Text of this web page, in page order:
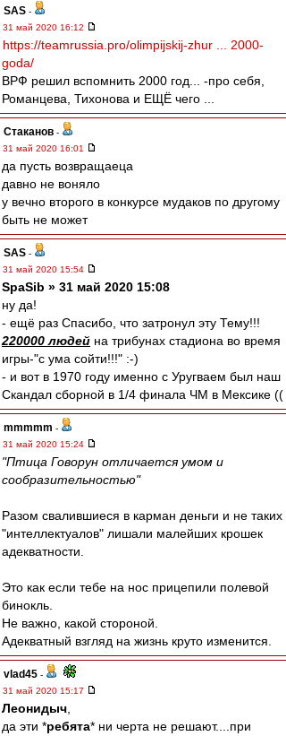
SAS -
31 май 2020 16:12
https://teamrussia.pro/olimpijskij-zhur ... 2000-
goda/
ВРФ решил вспомнить 2000 год... -про себя,
Романцева, Тихонова и ЕЩЁ чего ...
Cтаканов -
31 май 2020 16:01
да пусть возвращаеца
давно не воняло
у вечно второго в конкурсе мудаков по другому
быть не может
SAS -
31 май 2020 15:54
SpaSib » 31 май 2020 15:08
ну да!
- ещё раз Спасибо, что затронул эту Тему!!!
220000 людей на трибунах стадиона во время
игры-"с ума сойти!!!" :-)
- и вот в 1970 году именно с Уругваем был наш
Скандал сборной в 1/4 финала ЧМ в Мексике ((
mmmmm -
31 май 2020 15:24
"Птица Говорун отличается умом и
сообразительностью"
Разом свалившиеся в карман деньги и не таких
"интеллектуалов" лишали малейших крошек
адекватности.
Это как если тебе на нос прицепили полевой
бинокль.
Не важно, какой стороной.
Адекватный взгляд на жизнь круто изменится.
vlad45 -
31 май 2020 15:17
Леонидыч
да эти *ребята* ни черта не решают....при